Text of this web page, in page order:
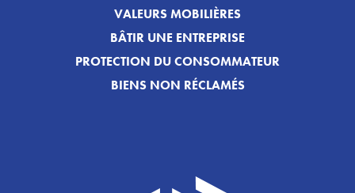
VALEURS MOBILIÈRES
BÂTIR UNE ENTREPRISE
PROTECTION DU CONSOMMATEUR
BIENS NON RÉCLAMÉS